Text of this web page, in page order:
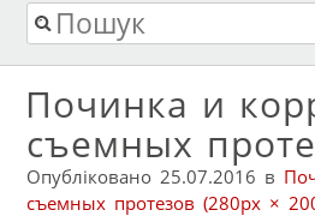
Перейти до змісту
Пошук
Починка и
съемных
Опубліковано 25.07.2016 в
съемных протезов (280px ×